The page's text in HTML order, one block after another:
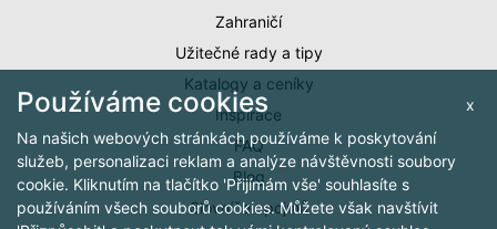
Zahraničí
Užitečné rady a tipy
Katalogy a ceníky
Inspirace
FAQ
Blog
Slovníček pojmů
x
Používáme cookies
Na našich webových stránkách používáme k poskytování
služeb, personalizaci reklam a analýze návštěvnosti soubory
cookie. Kliknutím na tlačítko 'Přijímám vše' souhlasíte s
používáním všech souborů cookies. Můžete však navštívit